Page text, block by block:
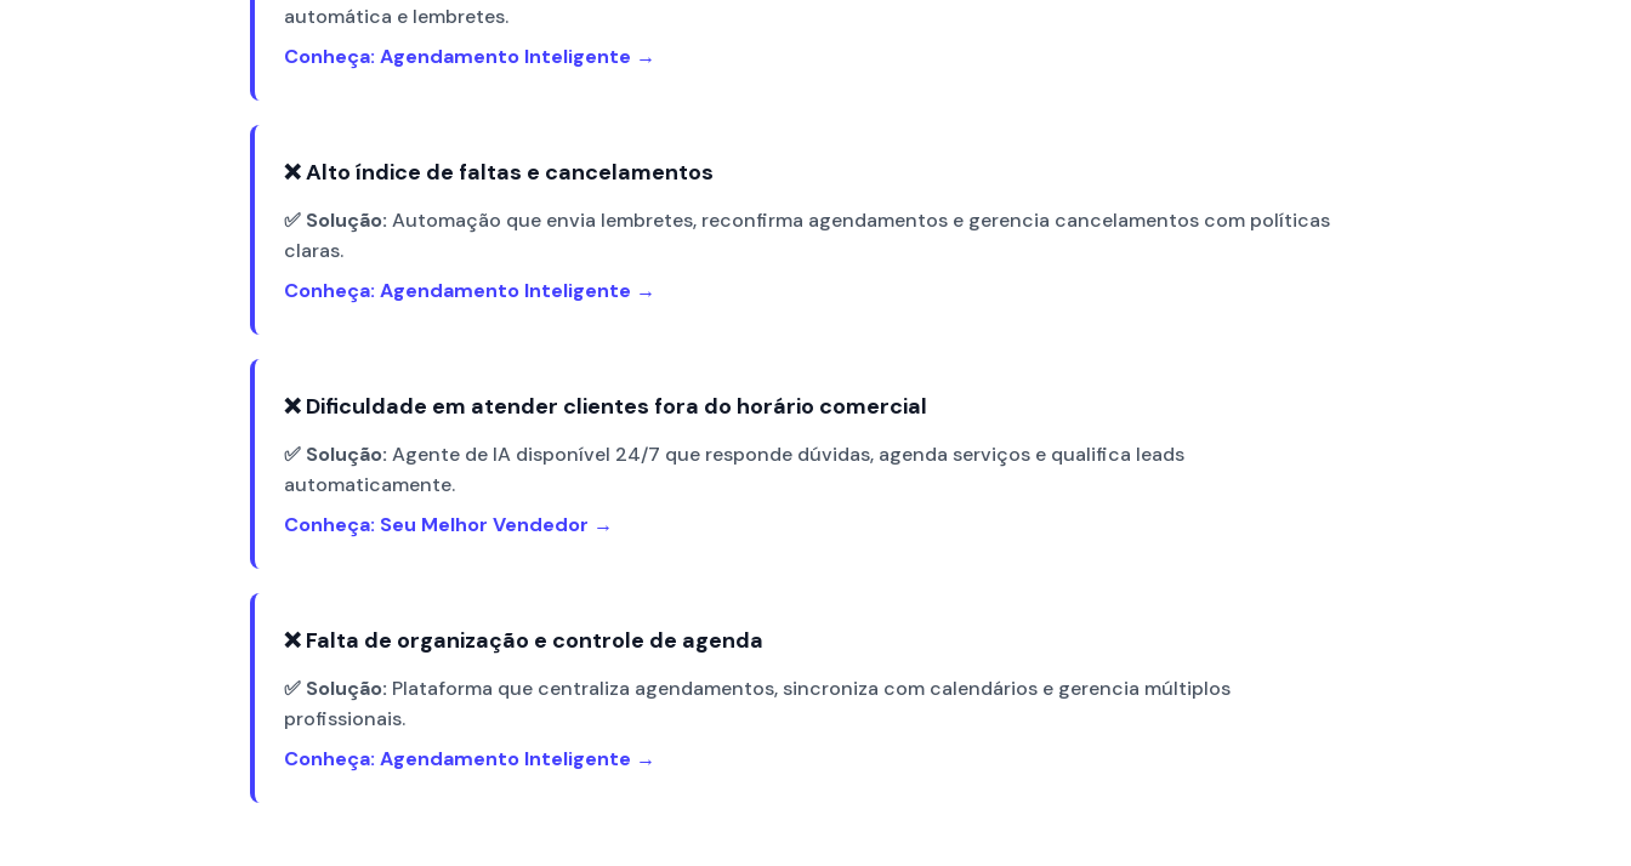
automática e lembretes.
Conheça: Agendamento Inteligente →
❌ Alto índice de faltas e cancelamentos
✅ Solução: Automação que envia lembretes, reconfirma agendamentos e gerencia cancelamentos com políticas
claras.
Conheça: Agendamento Inteligente →
❌ Dificuldade em atender clientes fora do horário comercial
✅ Solução: Agente de IA disponível 24/7 que responde dúvidas, agenda serviços e qualifica leads
automaticamente.
Conheça: Seu Melhor Vendedor →
❌ Falta de organização e controle de agenda
✅ Solução: Plataforma que centraliza agendamentos, sincroniza com calendários e gerencia múltiplos
profissionais.
Conheça: Agendamento Inteligente →